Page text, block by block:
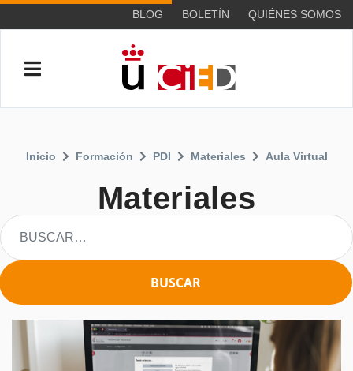
BLOG BOLETÍN QUIÉNES SOMOS
Materiales
Inicio Formación PDI Materiales Aula Virtual
BUSCAR